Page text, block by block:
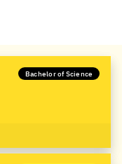
Bachelor of Science